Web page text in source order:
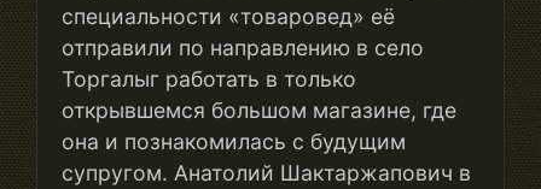
специальности «товаровед» её
отправили по направлению в село
Торгалыг работать в только
открывшемся большом магазине, где
она и познакомилась с будущим
супругом. Анатолий Шактаржапович в